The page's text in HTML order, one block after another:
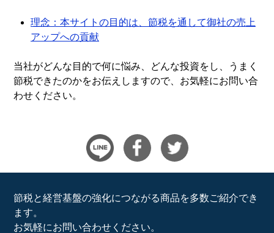
理念：本サイトの目的は、節税を通して御社の売上
アップへの貢献
当社がどんな目的で何に悩み、どんな投資をし、うまく
節税できたのかをお伝えしますので、お気軽にお問い合
わせください。
節税と経営基盤の強化につながる商品を多数ご紹介でき
ます。
お気軽にお問い合わせください。